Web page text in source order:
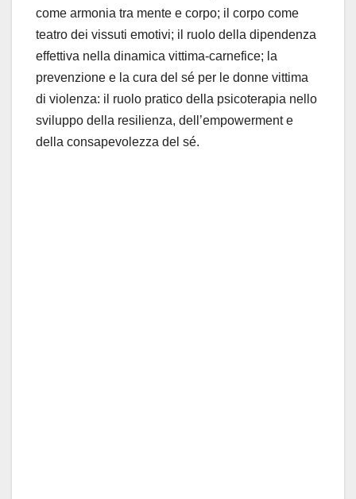
come armonia tra mente e corpo; il corpo come
teatro dei vissuti emotivi; il ruolo della dipendenza
effettiva nella dinamica vittima-carnefice; la
prevenzione e la cura del sé per le donne vittima
di violenza: il ruolo pratico della psicoterapia nello
sviluppo della resilienza, dell’empowerment e
della consapevolezza del sé.